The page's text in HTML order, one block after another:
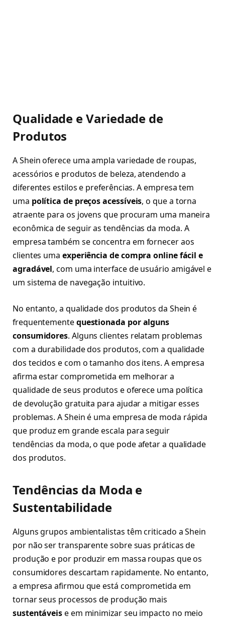
Qualidade e Variedade de
Produtos
A Shein oferece uma ampla variedade de roupas,
acessórios e produtos de beleza, atendendo a
diferentes estilos e preferências. A empresa tem
uma política de preços acessíveis, o que a torna
atraente para os jovens que procuram uma maneira
econômica de seguir as tendências da moda. A
empresa também se concentra em fornecer aos
clientes uma experiência de compra online fácil e
agradável, com uma interface de usuário amigável e
um sistema de navegação intuitivo.
No entanto, a qualidade dos produtos da Shein é
frequentementequestionada por alguns
consumidores. Alguns clientes relatam problemas
com a durabilidade dos produtos, com a qualidade
dos tecidos e com o tamanho dos itens. A empresa
afirma estar comprometida em melhorar a
qualidade de seus produtos e oferece uma política
de devolução gratuita para ajudar a mitigar esses
problemas. A Shein é uma empresa de moda rápida
que produz em grande escala para seguir
tendências da moda, o que pode afetar a qualidade
dos produtos.
Tendências da Moda e
Sustentabilidade
Alguns grupos ambientalistas têm criticado a Shein
por não ser transparente sobre suas práticas de
produção e por produzir em massa roupas que os
consumidores descartam rapidamente. No entanto,
a empresa afirmou que está comprometida em
tornar seus processos de produção mais
sustentáveise em minimizar seu impacto no meio